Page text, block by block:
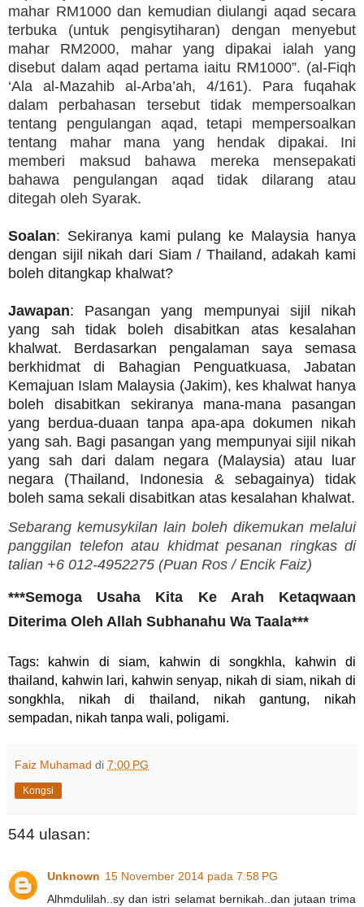
mahar RM1000 dan kemudian diulangi aqad secara
terbuka (untuk pengisytiharan) dengan menyebut
mahar RM2000, mahar yang dipakai ialah yang
disebut dalam aqad pertama iaitu RM1000”. (al-Fiqh
‘Ala al-Mazahib al-Arba’ah, 4/161). Para fuqahak
dalam perbahasan tersebut tidak mempersoalkan
tentang pengulangan aqad, tetapi mempersoalkan
tentang mahar mana yang hendak dipakai. Ini
memberi maksud bahawa mereka mensepakati
bahawa pengulangan aqad tidak dilarang atau
ditegah oleh Syarak.
Soalan: Sekiranya kami pulang ke Malaysia hanya
dengan sijil nikah dari Siam / Thailand, adakah kami
boleh ditangkap khalwat?
Jawapan: Pasangan yang mempunyai sijil nikah
yang sah tidak boleh disabitkan atas kesalahan
khalwat. Berdasarkan pengalaman saya semasa
berkhidmat di Bahagian Penguatkuasa, Jabatan
Kemajuan Islam Malaysia (Jakim), kes khalwat hanya
boleh disabitkan sekiranya mana-mana pasangan
yang berdua-duaan tanpa apa-apa dokumen nikah
yang sah. Bagi pasangan yang mempunyai sijil nikah
yang sah dari dalam negara (Malaysia) atau luar
negara (Thailand, Indonesia & sebagainya) tidak
boleh sama sekali disabitkan atas kesalahan khalwat.
Sebarang kemusykilan lain boleh dikemukan melalui
panggilan telefon atau khidmat pesanan ringkas di
talian +6 012-4952275 (Puan Ros /Encik Faiz)
***Semoga Usaha Kita Ke Arah Ketaqwaan
Diterima Oleh Allah Subhanahu Wa Taala***
Tags: kahwin di siam, kahwin di songkhla, kahwin di
thailand, kahwin lari, kahwin senyap, nikah di siam, nikah di
songkhla, nikah di thailand, nikah gantung, nikah
sempadan, nikah tanpa wali, poligami.
Faiz Muhamad di 7:00 PG
Kongsi
544 ulasan:
Unknown 15 November 2014 pada 7:58 PG
Alhmdulilah..sy dan istri selamat bernikah..dan jutaan trima